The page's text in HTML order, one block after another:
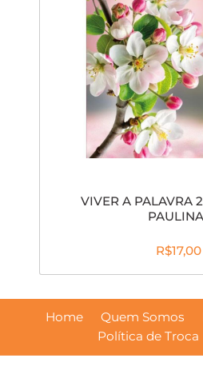
VIVER A PALAVRA
R$17,00
Home Quem Somos
Política de Troca